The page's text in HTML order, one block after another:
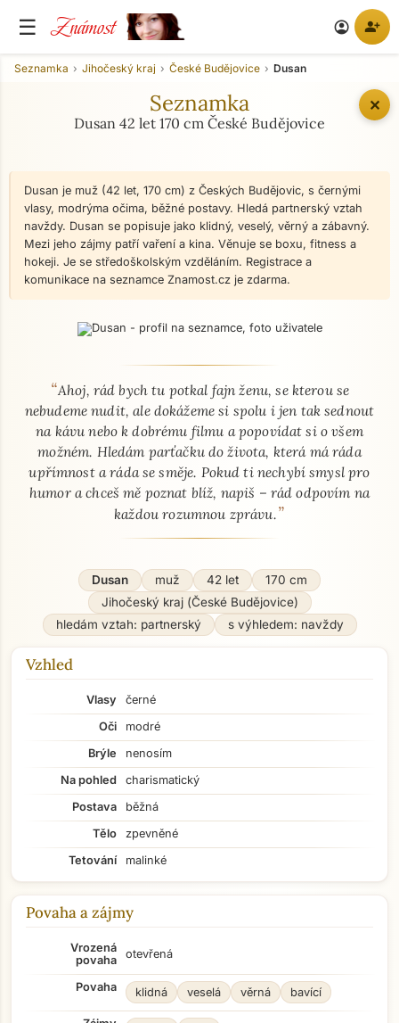
☰ Známost account_circle person_add
✕
Seznamka Jihočeský kraj České Budějovice Dusan
Seznamka
Dusan 42 let 170 cm České Budějovice
Dusan je muž (42 let, 170 cm) z Českých Budějovic, s černými
vlasy, modrýma očima, běžné postavy. Hledá partnerský vztah
navždy. Dusan se popisuje jako klidný, veselý, věrný a zábavný.
Mezi jeho zájmy patří vaření a kina. Věnuje se boxu, fitness a
hokeji. Je se středoškolským vzděláním. Registrace a
komunikace na seznamce Znamost.cz je zdarma.
O mně - seznamka profil
“Ahoj, rád bych tu potkal fajn ženu, se kterou se
nebudeme nudit, ale dokážeme si spolu i jen tak sednout
na kávu nebo k dobrému filmu a popovídat si o všem
možném. Hledám parťačku do života, která má ráda
upřímnost a ráda se směje. Pokud ti nechybí smysl pro
humor a chceš mě poznat blíž, napiš – rád odpovím na
každou rozumnou zprávu.”
Dusan muž 42 let
170 cm
Jihočeský kraj (České Budějovice)
hledám vztah: partnerský
s výhledem: navždy
Vzhled
Vlasy
černé
Oči
modré
Brýle
nenosím
Na pohled
charismatický
Postava
běžná
Tělo
zpevněné
Tetování
malinké
Povaha a zájmy
Vrozená
povaha
otevřená
Povaha klidná veselá věrná bavící